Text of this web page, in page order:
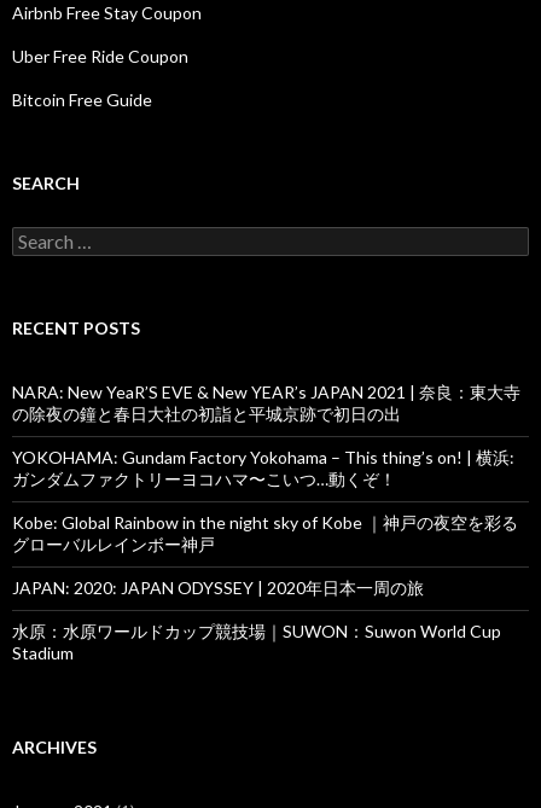
Airbnb Free Stay Coupon
Uber Free Ride Coupon
Bitcoin Free Guide
SEARCH
Search
for:
RECENT POSTS
NARA: New YeaR’S EVE & New YEAR’s JAPAN 2021 | 奈良：東大寺
の除夜の鐘と春日大社の初詣と平城京跡で初日の出
YOKOHAMA: Gundam Factory Yokohama – This thing’s on! | 横浜:
ガンダムファクトリーヨコハマ〜こいつ…動くぞ！
Kobe: Global Rainbow in the night sky of Kobe ｜神戸の夜空を彩る
グローバルレインボー神戸
JAPAN: 2020: JAPAN ODYSSEY | 2020年日本一周の旅
水原：水原ワールドカップ競技場｜SUWON：Suwon World Cup
Stadium
ARCHIVES